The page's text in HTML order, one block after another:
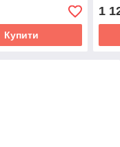
Купити
1